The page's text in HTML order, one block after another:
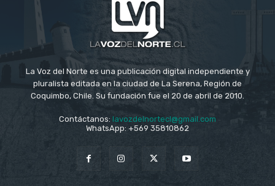
La Voz del Norte es una publicación digital independiente y
pluralista editada en la ciudad de La Serena, Región de
Coquimbo, Chile. Su fundación fue el 20 de abril de 2010.
Contáctanos: lavozdelnortecl@gmail.com
WhatsApp: +569 35810862